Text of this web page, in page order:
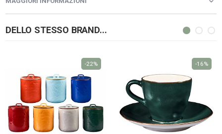
DELLO STESSO BRAND...
-22% -16%